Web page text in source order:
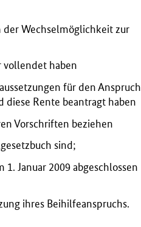
der Wechselmöglichkeit zur
vollendet haben
für den Anspruch
Rente beantragt haben
Vorschriften beziehen
sind;
Januar 2009 abgeschlossen
ihres Beihilfeanspruchs.